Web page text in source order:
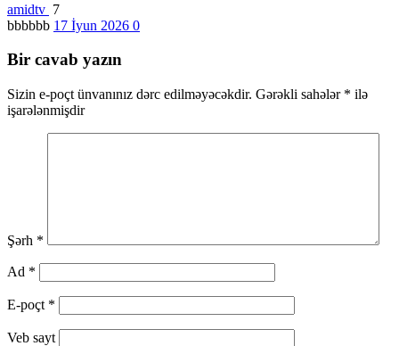
amidtv 7
bbbbbb 17 İyun 2026 0
Bir cavab yazın
Sizin e-poçt ünvanınız dərc edilməyəcəkdir. Gərəkli sahələr * ilə
işarələnmişdir
Şərh *
Ad *
E-poçt *
Veb sayt